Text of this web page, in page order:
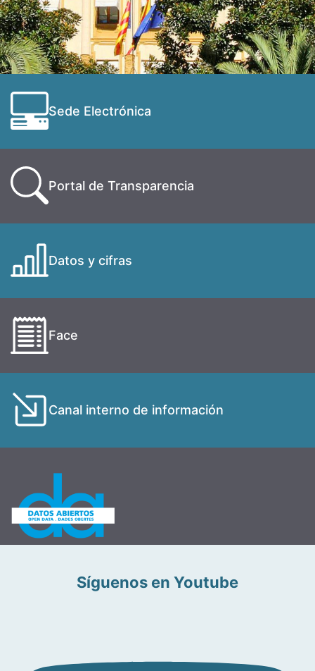
Sede Electrónica
Portal de Transparencia
Datos y cifras
Face
Canal interno de información
Síguenos en Youtube